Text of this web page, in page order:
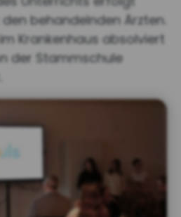
behandelnden Ärzten.
Krankenhaus absolviert
der Stammschule